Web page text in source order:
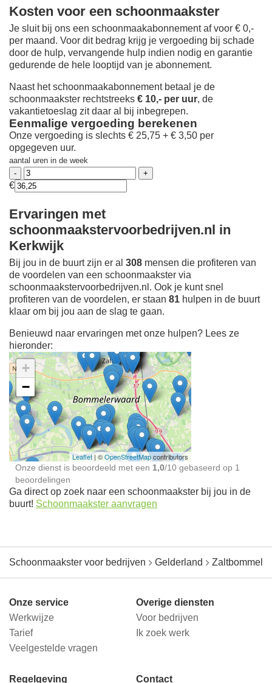
Kosten voor een schoonmaakster
Je sluit bij ons een schoonmaakabonnement af voor € 0,-
per maand. Voor dit bedrag krijg je vergoeding bij schade
door de hulp, vervangende hulp indien nodig en garantie
gedurende de hele looptijd van je abonnement.
Naast het schoonmaakabonnement betaal je de
schoonmaakster rechtstreeks € 10,- per uur, de
vakantietoeslag zit daar al bij inbegrepen.
Eenmalige vergoeding berekenen
Onze vergoeding is slechts € 25,75 + € 3,50 per
opgegeven uur.
aantal uren in de week
€
Ervaringen met
schoonmaakstervoorbedrijven.nl in
Kerkwijk
Bij jou in de buurt zijn er al 308 mensen die profiteren van
de voordelen van een schoonmaakster via
schoonmaakstervoorbedrijven.nl. Ook je kunt snel
profiteren van de voordelen, er staan 81 hulpen in de buurt
klaar om bij jou aan de slag te gaan.
Benieuwd naar ervaringen met onze hulpen? Lees ze
hieronder:
Ontdek meer ervaringen
Schoonmaakster bij
jou in de buurt
+
−
Leaflet | ©OpenStreetMapcontributors
Onze dienst is beoordeeld met een 1,0/10 gebaseerd op 1
beoordelingen
Ga direct op zoek naar een schoonmaakster bij jou in de
buurt! Schoonmaakster aanvragen
Schoonmaakster voor bedrijven Gelderland Zaltbommel
Onze service
Werkwijze
Tarief
Veelgestelde vragen
Overige diensten
Voor bedrijven
Ik zoek werk
Regelgeving Contact